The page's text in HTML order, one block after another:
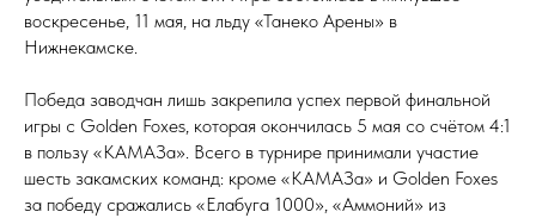
воскресенье, 11 мая, на льду «Танеко Арены» в
Нижнекамске.
Победа заводчан лишь закрепила успех первой финальной
игры с Golden Foxes, которая окончилась 5 мая со счётом 4:1
в пользу «КАМАЗа». Всего в турнире принимали участие
шесть закамских команд: кроме «КАМАЗа» и Golden Foxes
за победу сражались «Елабуга 1000», «Аммоний» из